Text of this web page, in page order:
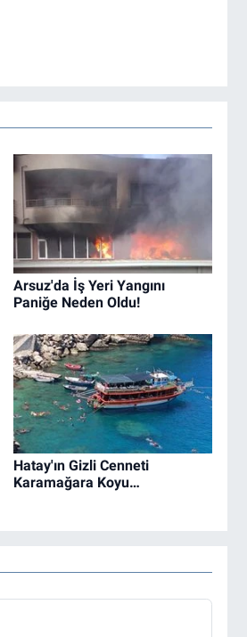
Arsuz'da İş Yeri Yangını
Paniğe Neden Oldu!
Hatay'ın Gizli Cenneti
Karamağara Koyu…